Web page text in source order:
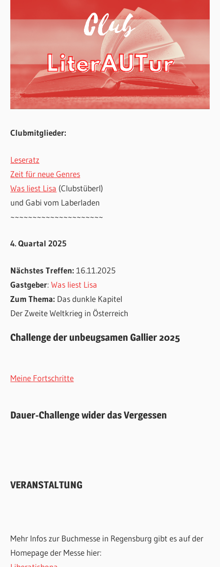
Clubmitglieder:
Leseratz
Zeit für neue Genres
Was liest Lisa (Clubstüberl)
und Gabi vom Laberladen
~~~~~~~~~~~~~~~~~~~~~
4. Quartal 2025
Nächstes Treffen:16.11.2025
Gastgeber:Was liest Lisa
Zum Thema: Das dunkle Kapitel
Der Zweite Weltkrieg in Österreich
Challenge der unbeugsamen Gallier 2025
Meine Fortschritte
Dauer-Challenge wider das Vergessen
VERANSTALTUNG
Mehr Infos zur Buchmesse in Regensburg gibt es auf der
Homepage der Messe hier: